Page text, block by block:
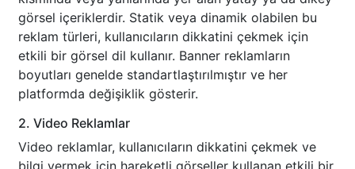
görsel içeriklerdir. Statik veya dinamik olabilen bu
reklam türleri, kullanıcıların dikkatini çekmek için
etkili bir görsel dil kullanır. Banner reklamların
boyutları genelde standartlaştırılmıştır ve her
platformda değişiklik gösterir.
2. Video Reklamlar
Video reklamlar, kullanıcıların dikkatini çekmek ve